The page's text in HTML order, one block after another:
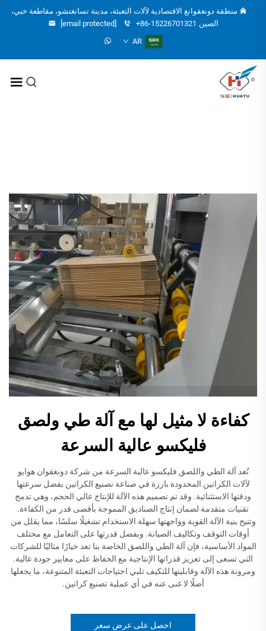
منطقة دونغقوانغ الاقتصادية لآلات التعبئة، مدينة تسانغتشو، مقاطعة خبي،
الصين +86-15226701321
[email protected]
AR
كفاءة لا مثيل لها مع آلة طي ولصق
فليكسو عالية السرعة
تُعد آلة الطي واللصق فليكسو عالية السرعة من شركة دونغقوان هوايو
لآلات الكراتين المحدودة بارزة في صناعة تصنيع الكراتين بفضل سرعتها
ودقتها الاستثنائية. وقد تم تصميم هذه الآلة للإنتاج عالي الحجم، وهي تدمج
تقنيات متقدمة لضمان إنتاج الصناديق المموجة بأقصى قدر من الكفاءة.
وتتيح بنية الآلة القوية وواجهتها سهلة الاستخدام تشغيلًا سلسًا، مما يقلل من
أوقات التوقف وتكاليف الصيانة. وبفضل قدرتها على التعامل مع مختلف
المواد الأساسية، فإن آلة الطي واللصق الخاصة بنا تعد خيارًا مثاليًا للشركات
التي تسعى إلى تعزيز قدراتها الإنتاجية مع الحفاظ على معايير جودة عالية.
ومرونة هذه الآلة وقابليتها للتكيف تلبي احتياجات التعبئة المتنوعة، ما يجعلها
أصلًا لا غنى عنه في أي عملية تصنيع كراتين.
احصل على عرض سعر